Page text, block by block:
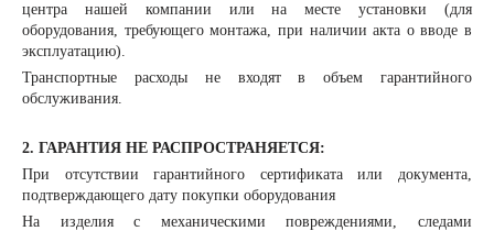
центра нашей компании или на месте установки (для
оборудования, требующего монтажа, при наличии акта о вводе в
эксплуатацию).
Транспортные расходы не входят в объем гарантийного
обслуживания.
2. ГАРАНТИЯ НЕ РАСПРОСТРАНЯЕТСЯ:
При отсутствии гарантийного сертификата или документа,
подтверждающего дату покупки оборудования
На изделия с механическими повреждениями, следами